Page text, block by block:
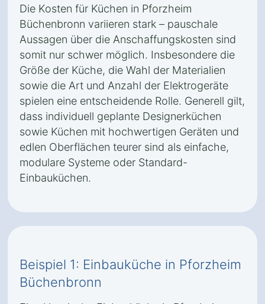
Die Kosten für Küchen in Pforzheim
Büchenbronn variieren stark – pauschale
Aussagen über die Anschaffungskosten sind
somit nur schwer möglich. Insbesondere die
Größe der Küche, die Wahl der Materialien
sowie die Art und Anzahl der Elektrogeräte
spielen eine entscheidende Rolle. Generell gilt,
dass individuell geplante Designerküchen
sowie Küchen mit hochwertigen Geräten und
edlen Oberflächen teurer sind als einfache,
modulare Systeme oder Standard-
Einbauküchen.
Beispiel 1: Einbauküche in Pforzheim
Büchenbronn